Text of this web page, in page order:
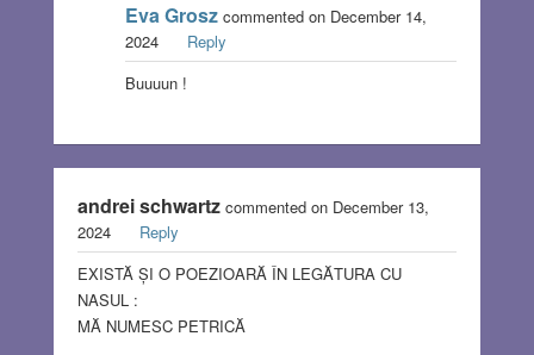
Eva Groszcommented on December 14,
2024
Reply
Buuuun !
andrei schwartzcommented on December 13,
2024
Reply
EXISTĂ ȘI O POEZIOARĂ ÎN LEGĂTURA CU
NASUL :
MĂ NUMESC PETRICĂ